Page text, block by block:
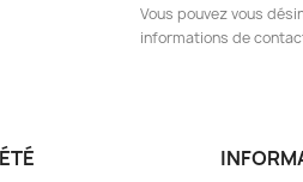
Vous pouvez vous
informations de